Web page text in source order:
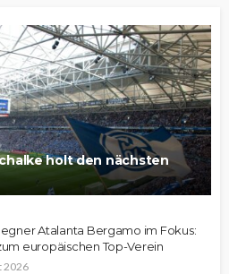
holt den nächsten
Atalanta Bergamo im Fokus:
europäischen Top-Verein
2026